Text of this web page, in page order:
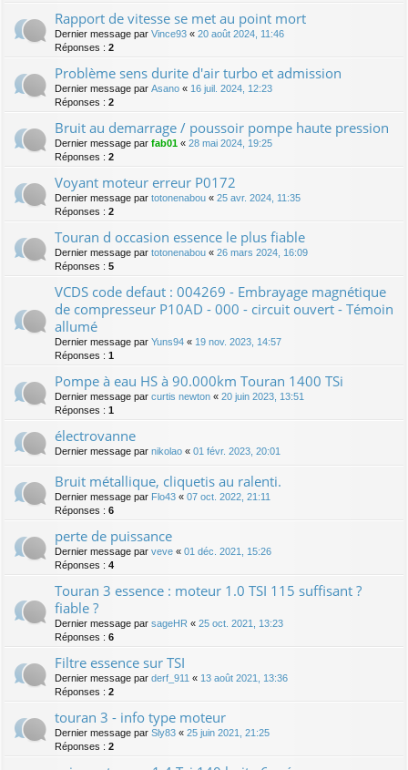
Rapport de vitesse se met au point mort
Dernier message par Vince93 « 20 août 2024, 11:46
Réponses : 2
Problème sens durite d'air turbo et admission
Dernier message par Asano « 16 juil. 2024, 12:23
Réponses : 2
Bruit au demarrage / poussoir pompe haute pression
Dernier message par fab01 « 28 mai 2024, 19:25
Réponses : 2
Voyant moteur erreur P0172
Dernier message par totonenabou « 25 avr. 2024, 11:35
Réponses : 2
Touran d occasion essence le plus fiable
Dernier message par totonenabou « 26 mars 2024, 16:09
Réponses : 5
VCDS code defaut : 004269 - Embrayage magnétique
de compresseur P10AD - 000 - circuit ouvert - Témoin
allumé
Dernier message par Yuns94 « 19 nov. 2023, 14:57
Réponses : 1
Pompe à eau HS à 90.000km Touran 1400 TSi
Dernier message par curtis newton « 20 juin 2023, 13:51
Réponses : 1
électrovanne
Dernier message par nikolao « 01 févr. 2023, 20:01
Bruit métallique, cliquetis au ralenti.
Dernier message par Flo43 « 07 oct. 2022, 21:11
Réponses : 6
perte de puissance
Dernier message par veve « 01 déc. 2021, 15:26
Réponses : 4
Touran 3 essence : moteur 1.0 TSI 115 suffisant ?
fiable ?
Dernier message par sageHR « 25 oct. 2021, 13:23
Réponses : 6
Filtre essence sur TSI
Dernier message par derf_911 « 13 août 2021, 13:36
Réponses : 2
touran 3 - info type moteur
Dernier message par Sly83 « 25 juin 2021, 21:25
Réponses : 2